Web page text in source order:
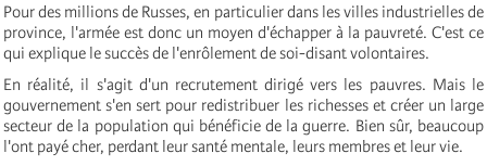
Pour des millions de Russes, en particulier dans les villes industrielles de
province, l'armée est donc un moyen d'échapper à la pauvreté. C'est ce
qui explique le succès de l'enrôlement de soi-disant volontaires.
En réalité, il s'agit d'un recrutement dirigé vers les pauvres. Mais le
gouvernement s'en sert pour redistribuer les richesses et créer un large
secteur de la population qui bénéficie de la guerre. Bien sûr, beaucoup
l'ont payé cher, perdant leur santé mentale, leurs membres et leur vie.